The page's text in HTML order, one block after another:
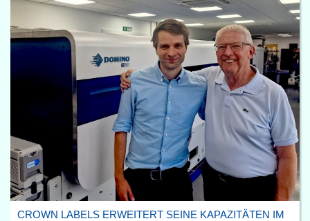
CROWN LABELS ERWEITERT SEINE KAPAZITÄTEN IM